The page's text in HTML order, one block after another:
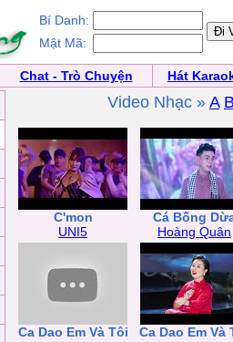
Bí Danh:
Mật Mã:
Chat - Trò Chuyện
Hát
Video Nhạc » A
C'mon
UNI5
Cá Bống
Hoàng Quân
Ca Dao Em Và Tôi
Ca Dao Em Và